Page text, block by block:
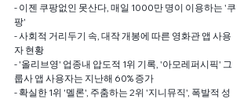
- 이젠 쿠팡없인 못산다, 매일 1000만 명이 이용하는 '쿠
팡'
- 사회적 거리두기 속, 대작 개봉에 따른 영화관 앱 사용
자 현황
- '올리브영' 업종내 압도적 1위 기록, '아모레퍼시픽' 그
룹사 앱 사용자는 지난해 60% 증가
- 확실한 1위 '멜론', 주춤하는 2위 '지니뮤직', 폭발적 성